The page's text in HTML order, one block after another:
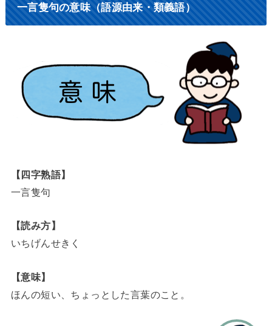
一言隻句の意味（語源由来・類義語）
【四字熟語】
一言隻句
【読み方】
いちげんせきく
【意味】
ほんの短い、ちょっとした言葉のこと。